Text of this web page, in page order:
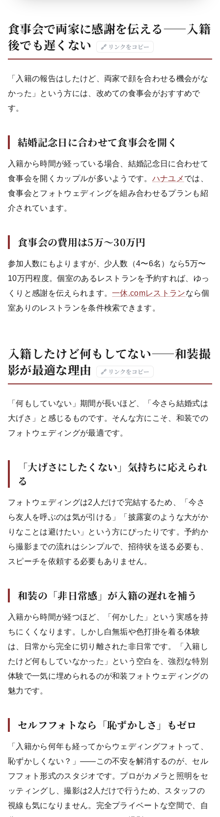
食事会で両家に感謝を伝える——入籍
後でも遅くない
🔗 リンクをコピー
「入籍の報告はしたけど、両家で顔を合わせる機会がな
かった」という方には、改めての食事会がおすすめで
す。
結婚記念日に合わせて食事会を開く
入籍から時間が経っている場合、結婚記念日に合わせて
食事会を開くカップルが多いようです。 ハナユメ では、
食事会とフォトウェディングを組み合わせるプランも紹
介されています。
食事会の費用は5万〜30万円
参加人数にもよりますが、少人数（4〜6名）なら5万〜
10万円程度。個室のあるレストランを予約すれば、ゆっ
くりと感謝を伝えられます。一休.comレストランなら個
室ありのレストランを条件検索できます。
入籍したけど何もしてない——和装撮
影が最適な理由
🔗 リンクをコピー
「何もしていない」期間が長いほど、「今さら結婚式は
大げさ」と感じるものです。そんな方にこそ、和装での
フォトウェディングが最適です。
「大げさにしたくない」気持ちに応えられ
る
フォトウェディングは2人だけで完結するため、「今さ
ら友人を呼ぶのは気が引ける」「披露宴のような大がか
りなことは避けたい」という方にぴったりです。予約か
ら撮影までの流れはシンプルで、招待状を送る必要も、
スピーチを依頼する必要もありません。
和装の「非日常感」が入籍の遅れを補う
入籍から時間が経つほど、「何かした」という実感を持
ちにくくなります。しかし白無垢や色打掛を着る体験
は、日常から完全に切り離された非日常です。「入籍し
たけど何もしていなかった」という空白を、強烈な特別
体験で一気に埋められるのが和装フォトウェディングの
魅力です。
セルフフォトなら「恥ずかしさ」もゼロ
「入籍から何年も経ってからウェディングフォトって、
恥ずかしくない？」——この不安を解消するのが、セル
フフォト形式のスタジオです。プロがカメラと照明をセ
ッティングし、撮影は2人だけで行うため、スタッフの
視線も気になりません。完全プライベートな空間で、自